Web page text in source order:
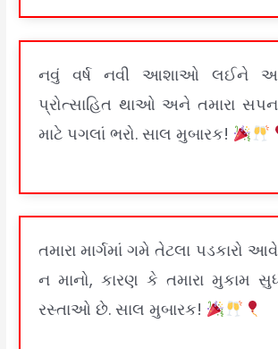
નવું વર્ષ નવી આશાઓ લઈને
પ્રોત્સાહિત થાઓ અને તમારા
માટે પગલાં ભરો. સાલ મુબારક!
તમારા માર્ગમાં ગમે તેટલા પડકારો
ન માનો, કારણ કે તમારા મુકામ
રસ્તાઓ છે. સાલ મુબારક!